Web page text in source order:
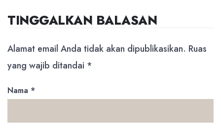
TINGGALKAN BALASAN
Alamat email Anda tidak akan dipublikasikan. Ruas
yang wajib ditandai *
Nama *